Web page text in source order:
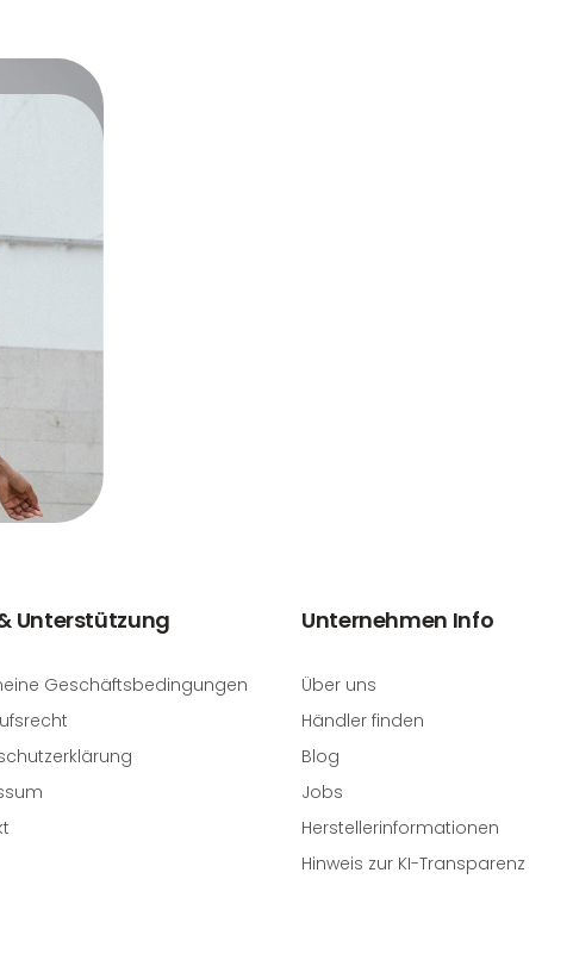
verantwortlicher
Unterstützung
Geschäftsbedingungen
Unternehmen Info
Über uns
Händler finden
Blog
Jobs
Herstellerinformationen
Hinweis zur KI-Transparenz